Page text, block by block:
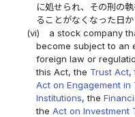
に処せられ、その刑の
ることがなくなった日
(vi)
a stock company
become subject to an
foreign law or
this Act, the Trust Act,
Act on Engagement in
Institutions, the
the Act on Investment